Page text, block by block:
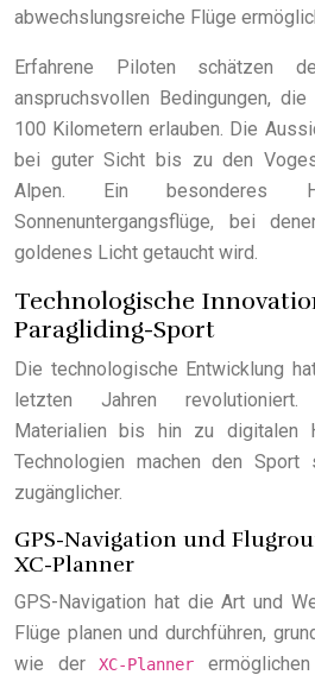
abwechslungsreiche Flüge
Erfahrene Piloten schätzen
anspruchsvollen Bedingungen,
100 Kilometern erlauben. Die
bei guter Sicht bis zu den
Alpen. Ein besonderes
Sonnenuntergangsflüge, bei
goldenes Licht getaucht wird.
Technologische
Paragliding-Sport
Die technologische Entwicklung
letzten Jahren
Materialien bis hin zu digitalen
Technologien machen den Sport
zugänglicher.
GPS-Navigation und
XC-Planner
GPS-Navigation hat die Art und
Flüge planen und durchführen,
wie derXC-Planner